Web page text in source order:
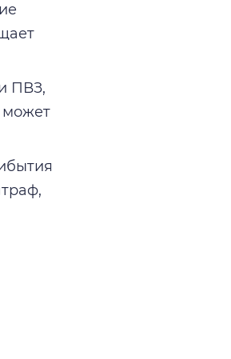
ПВЗ,
может